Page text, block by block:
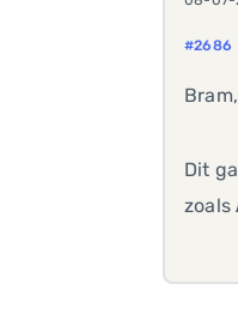
#2686
Bram,
Dit
zoals